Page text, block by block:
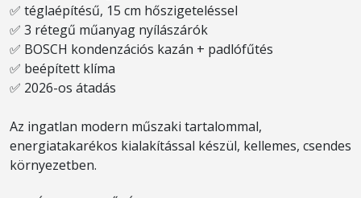
✅ téglaépítésű, 15 cm hőszigeteléssel
✅ 3 rétegű műanyag nyílászárók
✅ BOSCH kondenzációs kazán + padlófűtés
✅ beépített klíma
✅ 2026-os átadás
Az ingatlan modern műszaki tartalommal,
energiatakarékos kialakítással készül, kellemes, csendes
környezetben.